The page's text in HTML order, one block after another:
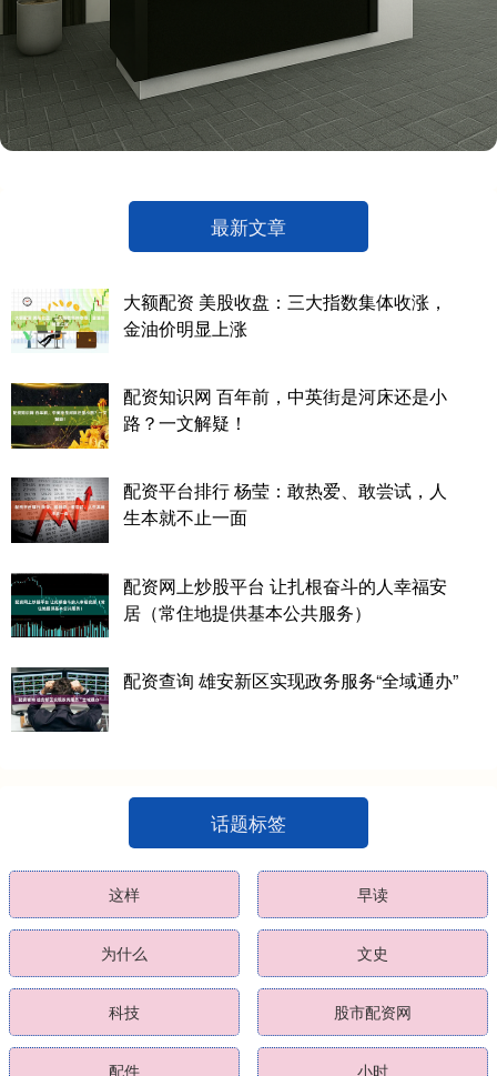
最新文章
大额配资 美股收盘：三大指数集体收涨，
金油价明显上涨
配资知识网 百年前，中英街是河床还是小
路？一文解疑！
配资平台排行 杨莹：敢热爱、敢尝试，人
生本就不止一面
配资网上炒股平台 让扎根奋斗的人幸福安
居（常住地提供基本公共服务）
配资查询 雄安新区实现政务服务“全域通办”
话题标签
这样 早读
为什么 文史
科技 股市配资网
配件 小时